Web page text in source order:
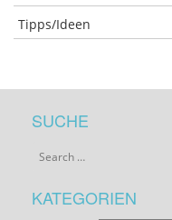
Tipps/Ideen
SUCHE
KATEGORIEN